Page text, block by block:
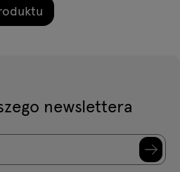
newslettera